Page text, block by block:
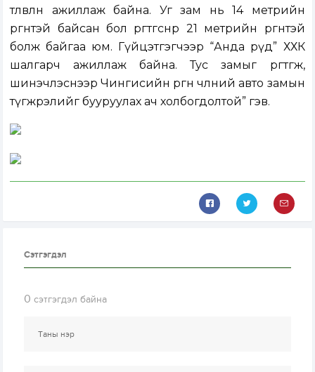
төлөвлөн ажиллаж байна. Уг зам нь 14 метрийн
өргөнтэй байсан бол өргөтгөснөөр 21 метрийн өргөнтэй
болж байгаа юм. Гүйцэтгэгчээр “Анда рөүд” ХХК
шалгарч ажиллаж байна. Тус замыг өргөтгөж,
шинэчлэснээр Чингисийн өргөн чөлөөний авто замын
түгжрэлийг бууруулах ач холбогдолтой” гэв.
Сэтгэгдэл
0 сэтгэгдэл байна